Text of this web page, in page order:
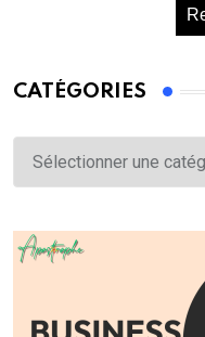
CATÉGORIES
Catégories